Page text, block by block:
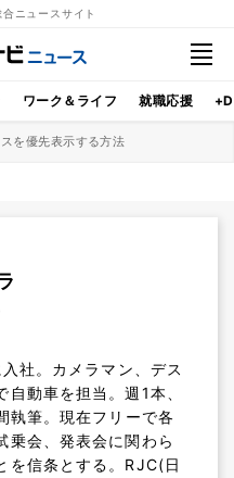
ニュースサイト
ワーク＆ライフ 就職応援
を優先表示する方法
社。カメラマン、デス
動車を担当。週1本、
執筆。現在フリーで各
乗会、発表会に関わら
を信条とする。RJC(日